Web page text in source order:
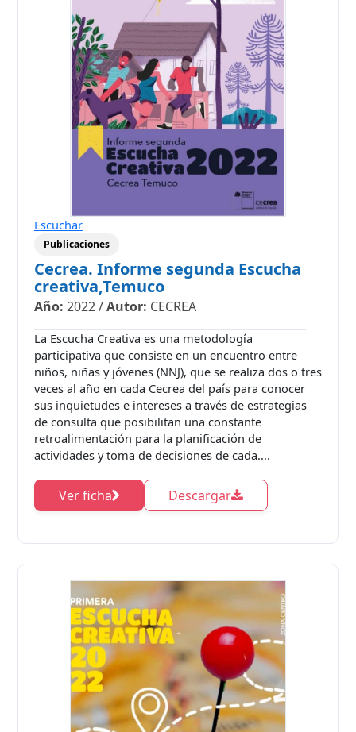
Escuchar
Publicaciones
Cecrea. Informe segunda Escucha
creativa,Temuco
Año: 2022/Autor: CECREA
La Escucha Creativa es una metodología
participativa que consiste en un encuentro entre
niños, niñas y jóvenes (NNJ), que se realiza dos o tres
veces al año en cada Cecrea del país para conocer
sus inquietudes e intereses a través de estrategias
de consulta que posibilitan una constante
retroalimentación para la planificación de
actividades y toma de decisiones de cada....
Ver ficha Descargar